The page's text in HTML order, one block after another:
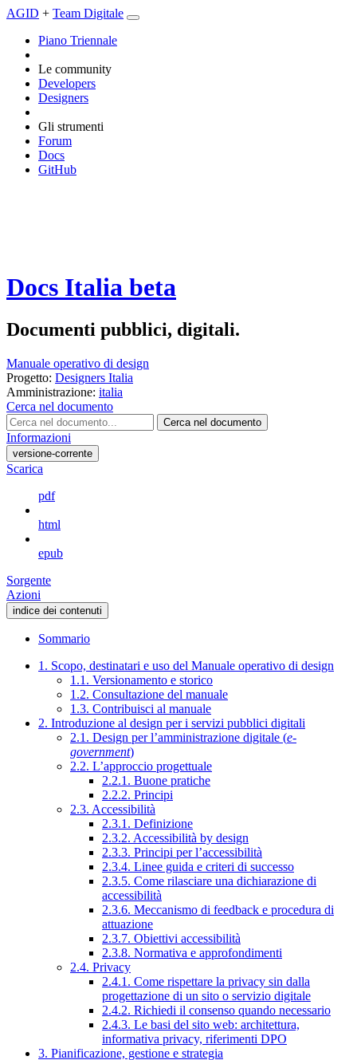
AGID + Team Digitale
Piano Triennale
Le community
Developers
Designers
Gli strumenti
Forum
Docs
GitHub
Docs Italia beta
Documenti pubblici, digitali.
Manuale operativo di design
Progetto: Designers Italia
Amministrazione: italia
Cerca nel documento
Cerca nel documento
Informazioni
versione-corrente
Scarica
pdf
html
epub
Sorgente
Azioni
indice dei contenuti
Sommario
1. Scopo, destinatari e uso del Manuale operativo di design
1.1. Versionamento e storico
1.2. Consultazione del manuale
1.3. Contribuisci al manuale
2. Introduzione al design per i servizi pubblici digitali
2.1. Design per l’amministrazione digitale (e-
government)
2.2. L’approccio progettuale
2.2.1. Buone pratiche
2.2.2. Principi
2.3. Accessibilità
2.3.1. Definizione
2.3.2. Accessibilità by design
2.3.3. Principi per l’accessibilità
2.3.4. Linee guida e criteri di successo
2.3.5. Come rilasciare una dichiarazione di
accessibilità
2.3.6. Meccanismo di feedback e procedura di
attuazione
2.3.7. Obiettivi accessibilità
2.3.8. Normativa e approfondimenti
2.4. Privacy
2.4.1. Come rispettare la privacy sin dalla
progettazione di un sito o servizio digitale
2.4.2. Richiedi il consenso quando necessario
2.4.3. Le basi del sito web: architettura,
informativa privacy, riferimenti DPO
3. Pianificazione, gestione e strategia